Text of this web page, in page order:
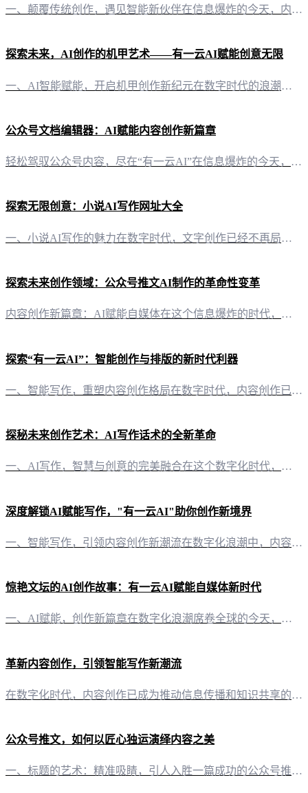
一、颠覆传统创作，遇见智能新伙伴在信息爆炸的今天，内容创作已成为自媒体运营的核心竞争力。而“有一云AI”，这款创新型AI智能写作+排版软件，正以其前沿的技术服务，为自媒体创作者们开辟了一条全新的创作之路。 二、排版艺术，千款皮肤任你选择好的内容需要优秀的排版来衬托，“有一云AI”在内容排版方面，提供了数千款装修皮肤，涵盖标题、内容、图文、分隔、引导等五大类，让创作者们能够根据不同的内容风格和需求
探索未来，AI创作的机甲艺术——有一云AI赋能创意无限
一、AI智能赋能，开启机甲创作新纪元在数字时代的浪潮中，创作不再局限于传统的笔尖与画纸。如今，借助“有一云AI”的神奇力量，我们得以将想象中的机甲化为现实，让AI创作引领艺术新风尚。 二、内容排版，千款皮肤打造个性机甲“有一云AI”在内容排版上独具匠心，提供包含标题、内容、图文、分隔、引导五大类数千款装修皮肤。无论是科幻感十足的金属质感，还是充满未来感的霓虹线条，都能在这里找到心仪的机甲风格。
公众号文档编辑器：AI赋能内容创作新篇章
轻松驾驭公众号内容，尽在“有一云AI”在信息爆炸的今天，自媒体创作者们面临着内容创作与排版的双重挑战。如何高效产出高质量内容，成为众多创作者的困惑。而“有一云AI”作为一款创新型AI智能写作+排版软件，正是为解决这一难题而生。 AI智能写作，让创作如虎添翼“有一云AI”的核心优势在于其强大的AI智能写作功能。通过深度学习算法，它能够自动捕捉文章脉络，快速生成初稿。对于自媒体创作者而言，这意味着从
探索无限创意：小说AI写作网址大全
一、小说AI写作的魅力在数字时代，文字创作已经不再局限于传统的笔耕不辍。借助AI技术，小说创作也迎来了革命性的变革。AI小说写作工具能帮助我们打破创作的瓶颈，激发无限创意。以下是一份精选的小说AI写作网址大全，助你开启创作新篇章。 二、全方位小说AI写作平台推荐 1. 有一云AI- 网址：[https://www.youyiyun.com/](https://www.youyiyun.com/)
探索未来创作领域：公众号推文AI制作的革命性变革
内容创作新篇章：AI赋能自媒体在这个信息爆炸的时代，内容创作成为自媒体竞争的焦点。然而，如何高效、高质量地制作公众号推文，成为创作者们亟待解决的问题。如今，“有一云AI”的问世，为自媒体创作者们带来了前所未有的便利和可能性。 精美排版，一触即达“有一云AI”在内容排版方面独具匠心，提供数千款装修皮肤，涵盖标题、内容、图文、分隔、引导等五大类，满足不同风格和需求的公众号推文设计。无论是简洁大气还是
探索“有一云AI”：智能创作与排版的新时代利器
一、智能写作，重塑内容创作格局在数字时代，内容创作已成为自媒体创作者的核心竞争力。而“有一云AI”的出现，无疑为这一领域带来了颠覆性的变革。这款创新型AI智能写作+排版软件，以其前沿的技术服务，为自媒体创作者提供了强大的助力，将大部分创作需求AI自动化。 二、排版之美，千款皮肤任君挑选内容排版，是展示内容魅力的重要环节。在“有一云AI”中，你将发现数千款装修皮肤，涵盖标题、内容、图文、分隔、引导
探秘未来创作艺术：AI写作话术的全新革命
一、AI写作，智慧与创意的完美融合在这个数字化时代，文字的创造不再局限于个人的灵感与笔触。有了“有一云AI”，我们迎来了AI写作话术的全新境界。这款创新型AI智能写作+排版软件，如一位艺术大师，将智慧与创意巧妙融合，为自媒体创作者带来了前所未有的创作体验。 二、内容排版，千变万化尽在掌握“有一云AI”在内容排版上独具匠心，提供数千款装修皮肤，涵盖标题、内容、图文、分隔、引导等五大类。无论是追求简
深度解锁AI赋能写作，"有一云AI"助你创作新境界
一、智能写作，引领内容创作新潮流在数字化浪潮中，内容创作已成为企业及个人展示自我、传递价值的重要途径。"有一云AI"，作为一款前沿的AI智能写作+排版软件，以其卓越的性能和便捷的操作，为自媒体创作者带来前所未有的创作体验。 二、排版之美，千款皮肤随心搭配内容之美，不仅在于文字的深度，更在于视觉的享受。"有一云AI"在内容排版方面，提供包含标题、内容、图文、分隔、引导五大类数千款装修皮肤，让每一个
惊艳文坛的AI创作故事：有一云AI赋能自媒体新时代
一、AI赋能，创作新篇章在数字化浪潮席卷全球的今天，内容创作正经历一场革命。有一云AI，作为一款创新型AI智能写作+排版软件，正以其卓越的性能和前沿的技术服务，引领着自媒体创作者步入一个全新的创作时代。 二、内容排版，千款皮肤随心搭配对于内容排版，有一云AI提供了令人惊叹的数千款装修皮肤。无论是标题、内容，还是图文、分隔、引导，这里都有丰富的选择。创作者可以根据自己的需求，自由搭配，让每一篇作品
革新内容创作，引领智能写作新潮流
在数字化时代，内容创作已成为推动信息传播和知识共享的重要途径。然而，随着自媒体平台的兴起，创作者面临着内容创作效率低、创意受限等问题。为了解决这一难题，“有一云AI”应运而生，以其独特的智能技术，为自媒体创作者提供了一种全新的内容创作体验。 二、核心功能解析 2.1 智能写作与排版“有一云AI”以其卓越的智能写作功能，助力创作者快速生成高质量内容。通过内置的AI算法，软件能够自动完成大部分创作需求
公众号推文，如何以匠心独运演绎内容之美
一、标题的艺术：精准吸睛，引人入胜一篇成功的公众号推文，其标题如同门面，首先映入读者眼帘。运用关键词，巧妙融入悬念或惊喜，让标题成为吸引读者点击的磁铁。 二、封面设计：视觉冲击，瞬间记忆封面的设计至关重要，它不仅仅是视觉上的呈现，更是品牌形象的第一展示。使用高质量图片，搭配简洁有力的文字，让封面成为读者第一眼便难以忘怀的存在。 三、摘要的魔力：凝练精华，激发兴趣摘要，如同文章的缩影，需精炼地概括